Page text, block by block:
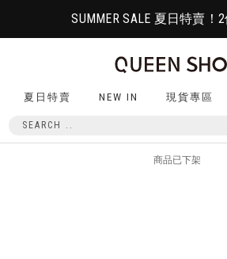
SUMMER SALE 夏日特賣！
夏日特賣 NEW IN 現貨專區
商品已下架